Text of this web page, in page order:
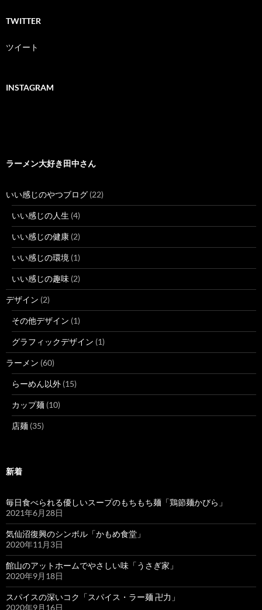
TWITTER
ツイート
INSTAGRAM
ラーメン大好き田中さん
いい感じのやつブログ (22)
いい感じの人生 (4)
いい感じの健康 (2)
いい感じの環境 (1)
いい感じの趣味 (2)
デザイン (2)
その他デザイン (1)
グラフィックデザイン (1)
ラーメン (60)
らーめん以外 (15)
カップ麺 (10)
店麺 (35)
新着
毎日食べられる優しいスープのもちもち麺「鶏節麺かびら」
2021年6月28日
気仙沼復興のシンボル「かもめ食堂」
2020年11月3日
館山のアットホームでやさしい味「うさぎ家」
2020年9月18日
スパイスの深いコク「スパイス・ラー麺 卍力」
2020年9月16日